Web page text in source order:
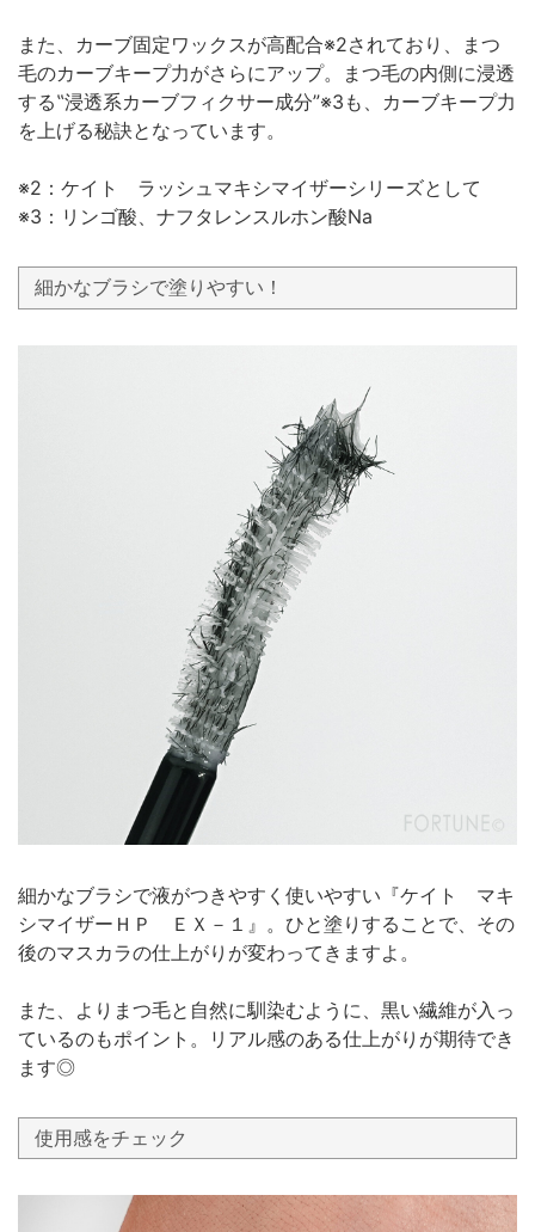
また、カーブ固定ワックスが高配合※2されており、まつ
毛のカーブキープ力がさらにアップ。まつ毛の内側に浸透
する‟浸透系カーブフィクサー成分”※3も、カーブキープ力
を上げる秘訣となっています。
※2：ケイト ラッシュマキシマイザーシリーズとして
※3：リンゴ酸、ナフタレンスルホン酸Na
細かなブラシで塗りやすい！
細かなブラシで液がつきやすく使いやすい『ケイト マキ
シマイザーＨＰ ＥＸ－１』。ひと塗りすることで、その
後のマスカラの仕上がりが変わってきますよ。
また、よりまつ毛と自然に馴染むように、黒い繊維が入っ
ているのもポイント。リアル感のある仕上がりが期待でき
ます◎
使用感をチェック